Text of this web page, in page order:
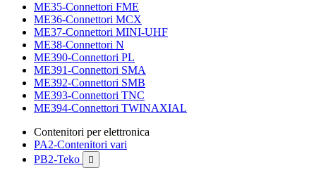
ME35-Connettori FME
ME36-Connettori MCX
ME37-Connettori MINI-UHF
ME38-Connettori N
ME390-Connettori PL
ME391-Connettori SMA
ME392-Connettori SMB
ME393-Connettori TNC
ME394-Connettori TWINAXIAL
Contenitori per elettronica
PA2-Contenitori vari
PB2-Teko
